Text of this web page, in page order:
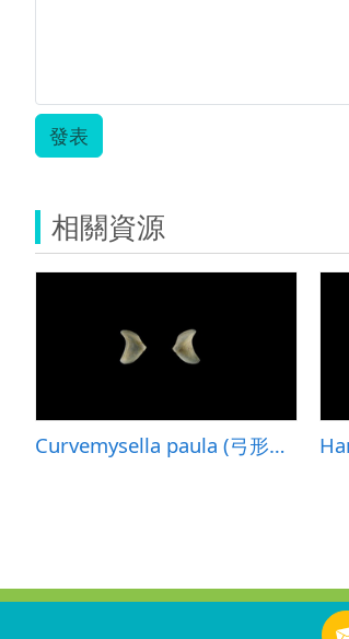
發表
相關資源
Curvemysella paula (弓形寄生蛤)